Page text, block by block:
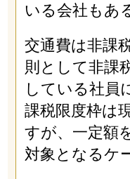
いる会社もあ
交通費は非課
則として非課
している社員
課税限度枠は
すが、一定額
対象となるケ